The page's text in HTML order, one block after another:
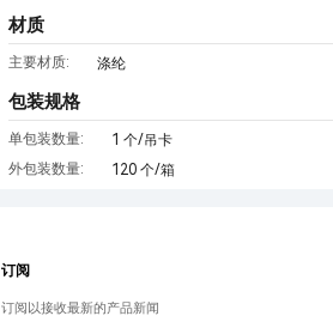
材质
主要材质: 涤纶
包装规格
单包装数量: 1 个/吊卡
外包装数量:
120 个/箱
订阅
订阅以接收最新的产品新闻